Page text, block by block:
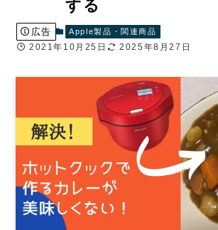
する
広告 Apple製品・関連商品
2021年10月25日 2025年8月27日